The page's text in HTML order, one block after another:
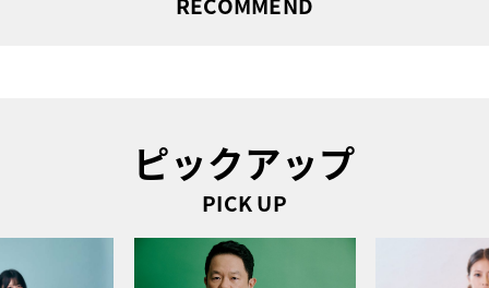
ピックアップ
PICK UP